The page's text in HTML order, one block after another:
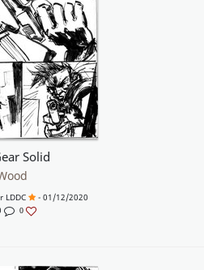
Solid
LDDC
- 01/12/2020
0